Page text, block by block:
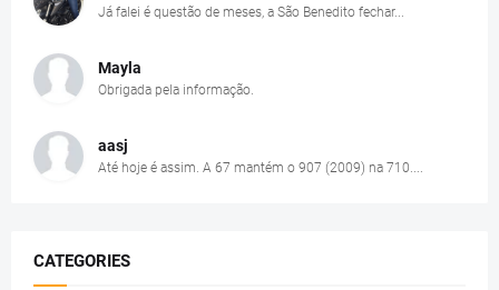
Já falei é questão de meses, a São Benedito fechar...
Mayla
Obrigada pela informação.
aasj
Até hoje é assim. A 67 mantém o 907 (2009) na 710....
CATEGORIES